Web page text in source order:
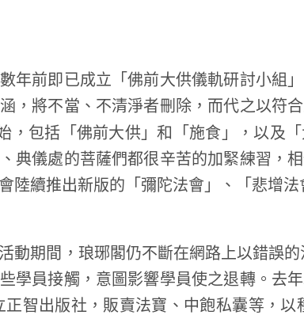
前即已成立「佛前大供儀軌研討小組
，將不當、不清淨者刪除，而代之以符
，包括「佛前大供」和「施食」，以及
典儀處的菩薩們都很辛苦的加緊練習，
陸續推出新版的「彌陀法會」、「悲增法
期間，琅琊閣仍不斷在網路上以錯誤的
學員接觸，意圖影響學員使之退轉。去
智出版社，販賣法寶、中飽私囊等，